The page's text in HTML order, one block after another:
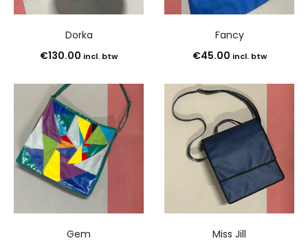
Dorka
€130.00 incl. btw
Fancy
€45.00 incl. btw
Gem
Miss Jill